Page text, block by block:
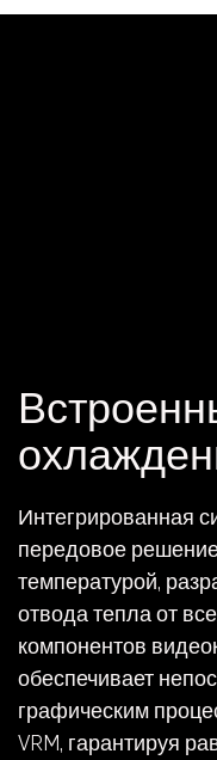
Интегрированная
передовое
температурой,
отвода тепла от
компонентов
обеспечивает
графическим
VRM, гарантируя